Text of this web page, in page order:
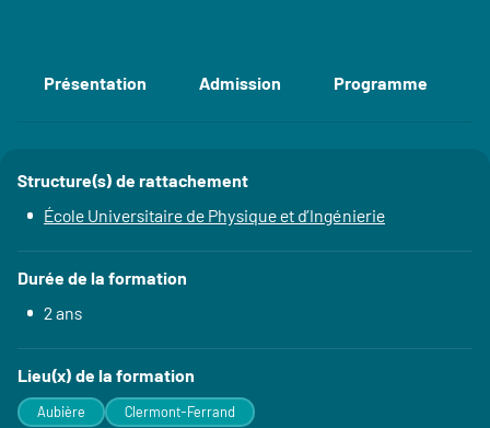
Accéder aux sections de la fiche
Présentation Admission Programme
Détails
Structure(s) de rattachement
École Universitaire de Physique et d’Ingénierie
Durée de la formation
2 ans
Lieu(x) de la formation
Aubière Clermont-Ferrand